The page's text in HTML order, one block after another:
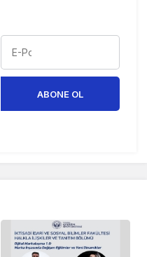
ABONE OL